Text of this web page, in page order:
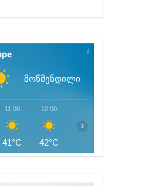
მოწმენდილი
11:00
41°C
12:00
42°C
›